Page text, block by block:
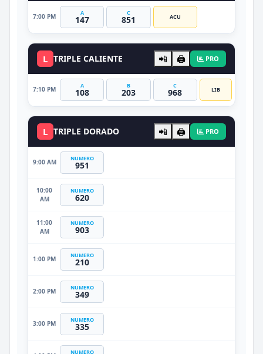
7:00 PM A
147
C
851 ACU
L TRIPLE CALIENTE 📲 🖨️ PRO
7:10 PM A
108
B
203
C
968 LIB
L TRIPLE DORADO 📲 🖨️ PRO
9:00 AM NUMERO
951
10:00
AM
NUMERO
620
11:00
AM
NUMERO
903
1:00 PM NUMERO
210
2:00 PM NUMERO
349
3:00 PM NUMERO
335
NUMERO